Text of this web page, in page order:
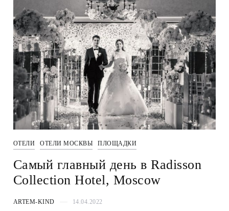
ОТЕЛИ ОТЕЛИ МОСКВЫ ПЛОЩАДКИ
Самый главный день в Radisson
Collection Hotel, Moscow
ARTEM-KIND 14.04.2022